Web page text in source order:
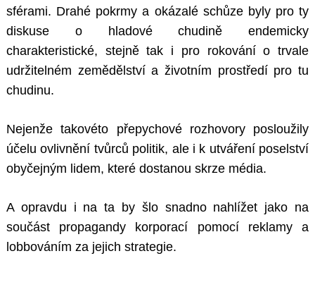
sférami. Drahé pokrmy a okázalé schůze byly pro ty
diskuse o hladové chudině endemicky
charakteristické, stejně tak i pro rokování o trvale
udržitelném zemědělství a životním prostředí pro tu
chudinu.
Nejenže takovéto přepychové rozhovory posloužily
účelu ovlivnění tvůrců politik, ale i k utváření poselství
obyčejným lidem, které dostanou skrze média.
A opravdu i na ta by šlo snadno nahlížet jako na
součást propagandy korporací pomocí reklamy a
lobbováním za jejich strategie.